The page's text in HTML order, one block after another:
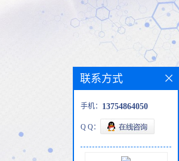
联系方式
手机： 13754864050
Q Q：